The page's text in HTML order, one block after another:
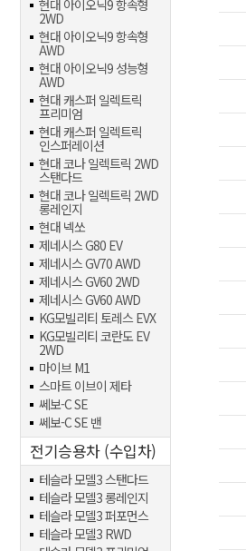
현대 아이오닉9 항속형
2WD
현대 아이오닉9 항속형
AWD
현대 아이오닉9 성능형
AWD
현대 캐스퍼 일렉트릭
프리미엄
현대 캐스퍼 일렉트릭
인스퍼레이션
현대 코나 일렉트릭 2WD
스탠다드
현대 코나 일렉트릭 2WD
롱레인지
현대 넥쏘
제네시스 G80 EV
제네시스 GV70 AWD
제네시스 GV60 2WD
제네시스 GV60 AWD
KG모빌리티 토레스 EVX
KG모빌리티 코란도 EV
2WD
마이브 M1
스마트 이브이 제타
쎄보-C SE
쎄보-C SE 밴
전기승용차 (수입차)
테슬라 모델3 스탠다드
테슬라 모델3 롱레인지
테슬라 모델3 퍼포먼스
테슬라 모델3 RWD